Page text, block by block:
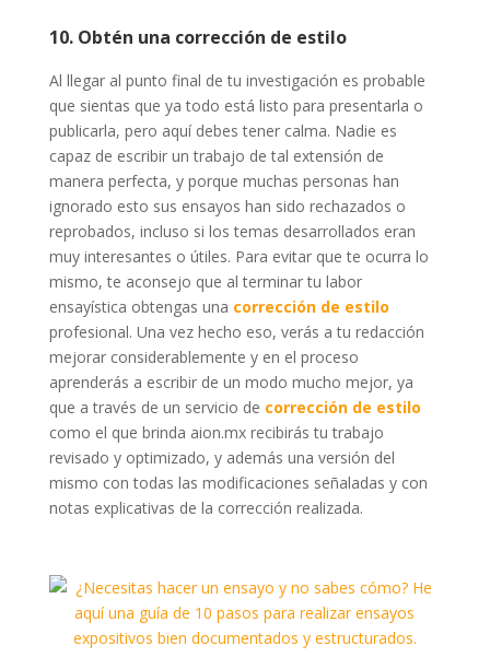
10. Obtén una corrección de estilo
Al llegar al punto final de tu investigación es probable
que sientas que ya todo está listo para presentarla o
publicarla, pero aquí debes tener calma. Nadie es
capaz de escribir un trabajo de tal extensión de
manera perfecta, y porque muchas personas han
ignorado esto sus ensayos han sido rechazados o
reprobados, incluso si los temas desarrollados eran
muy interesantes o útiles. Para evitar que te ocurra lo
mismo, te aconsejo que al terminar tu labor
ensayística obtengas una corrección de estilo
profesional. Una vez hecho eso, verás a tu redacción
mejorar considerablemente y en el proceso
aprenderás a escribir de un modo mucho mejor, ya
que a través de un servicio de corrección de estilo
como el que brinda aion.mx recibirás tu trabajo
revisado y optimizado, y además una versión del
mismo con todas las modificaciones señaladas y con
notas explicativas de la corrección realizada.